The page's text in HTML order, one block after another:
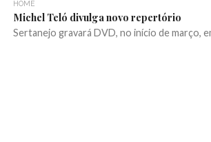
HOME
Michel Teló divulga novo repertório
Sertanejo gravará DVD, no início de março,